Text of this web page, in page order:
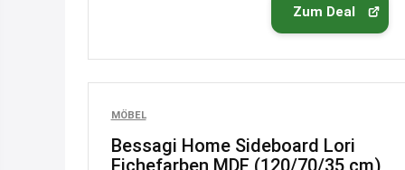
Zum Deal
MÖBEL
Bessagi Home Sideboard Lori
Eichefarben MDF (120/70/35 cm)